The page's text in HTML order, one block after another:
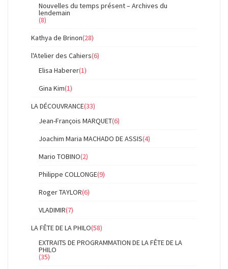
Nouvelles du temps présent – Archives du
lendemain
(8)
Kathya de Brinon(28)
l'Atelier des Cahiers(6)
Elisa Haberer(1)
Gina Kim(1)
LA DÉCOUVRANCE(33)
Jean-François MARQUET(6)
Joachim Maria MACHADO DE ASSIS(4)
Mario TOBINO(2)
Philippe COLLONGE(9)
Roger TAYLOR(6)
VLADIMIR(7)
LA FÊTE DE LA PHILO(58)
EXTRAITS DE PROGRAMMATION DE LA FÊTE DE LA
PHILO
(35)